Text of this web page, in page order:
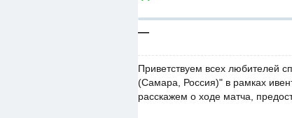
—
Приветствуем всех любителей
(Самара, Россия)" в рамках
расскажем о ходе матча,